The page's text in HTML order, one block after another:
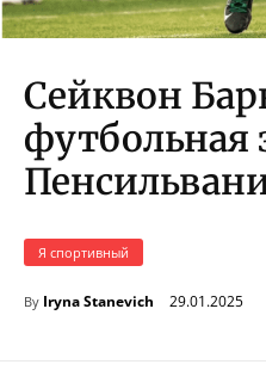
Сейквон
футбольная
Я спортивный
By Iryna Stanevich 29.01.2025